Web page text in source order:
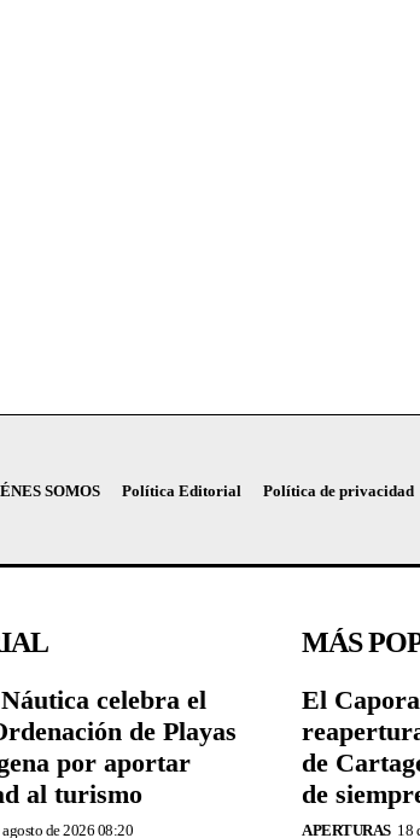
SOMOS Política Editorial Política de privacidad
celebra el
de Playas
por aportar
al turismo
agosto de 2026 08:20
MÁS
El
de
de
APERTURAS 18